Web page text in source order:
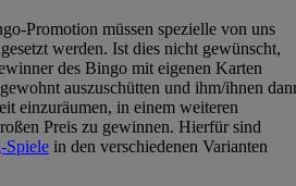
Promotion müssen spezielle von uns
werden. Ist dies nicht gewünscht,
des Bingo mit eigenen Karten
auszuschütten und ihm/ihnen
einzuräumen, in einem weiteren
Preis zu gewinnen. Hierfür sind
Spiele in den verschiedenen Varianten